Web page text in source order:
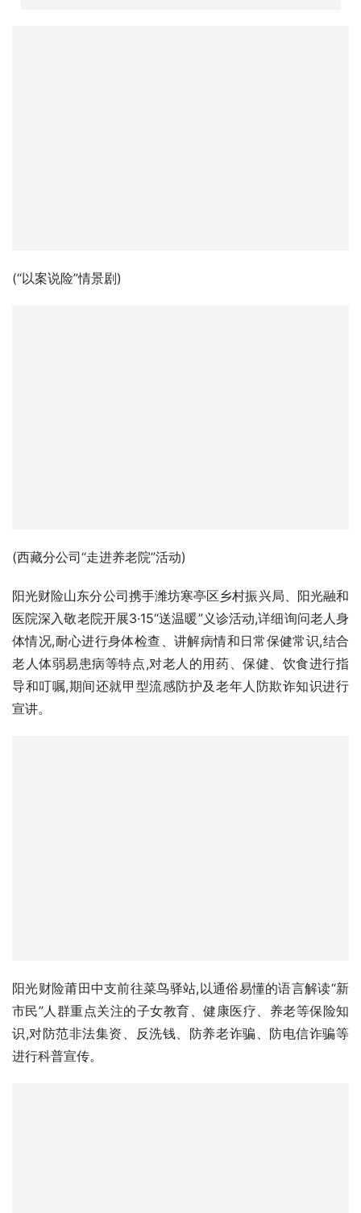
(“以案说险”情景剧)
(西藏分公司“走进养老院”活动)
阳光财险山东分公司携手潍坊寒亭区乡村振兴局、阳光融和
医院深入敬老院开展3·15“送温暖”义诊活动,详细询问老人身
体情况,耐心进行身体检查、讲解病情和日常保健常识,结合
老人体弱易患病等特点,对老人的用药、保健、饮食进行指
导和叮嘱,期间还就甲型流感防护及老年人防欺诈知识进行
宣讲。
阳光财险莆田中支前往菜鸟驿站,以通俗易懂的语言解读“新
市民”人群重点关注的子女教育、健康医疗、养老等保险知
识,对防范非法集资、反洗钱、防养老诈骗、防电信诈骗等
进行科普宣传。